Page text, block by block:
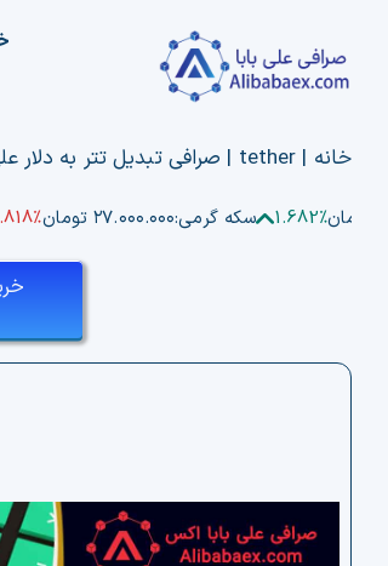
content
خانه |
tether
| صرافی تبدیل تتر به دلار
1.682% سکه گرمی:۲۷.۰۰۰.۰۰۰ تومان